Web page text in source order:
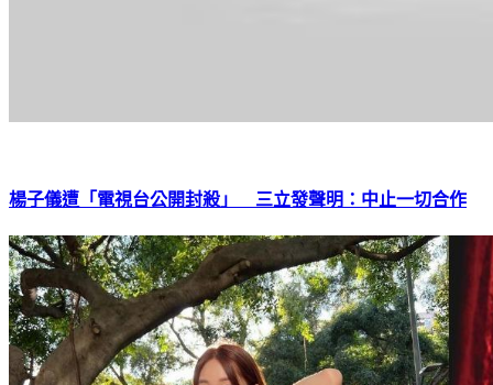
楊子儀遭「電視台公開封殺」 三立發聲明：中止一切合作